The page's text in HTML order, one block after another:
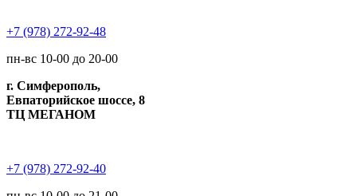
+7 (978) 272-92-48
пн-вс 10-00 до 20-00
г. Симферополь,
Евпаторийское шоссе, 8
ТЦ МЕГАНОМ
+7 (978) 272-92-40